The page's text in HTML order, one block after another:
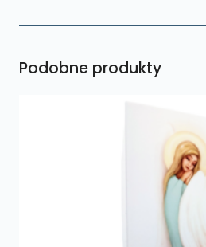
Podobne produkty